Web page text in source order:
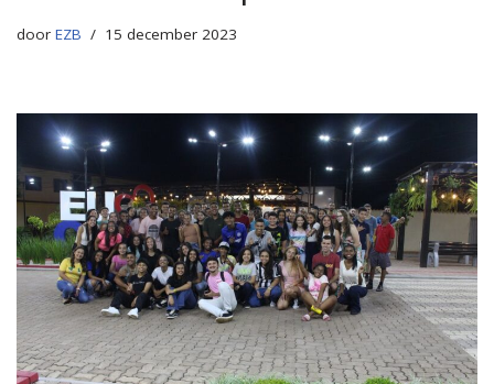
door EZB 15 december 2023